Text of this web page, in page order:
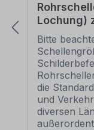
Lochung)
Bitte
die
und
diversen